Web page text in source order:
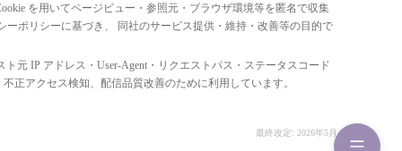
を用いてページビュー・参照元・ブラウザ環境等を匿名で収集
ーポリシーに基づき、 同社のサービス提供・維持・改善等の目的で
元 IP アドレス・User-Agent・リクエストパス・ステータスコード
正アクセス検知、配信品質改善のために利用しています。
最終改定: 2026年5月